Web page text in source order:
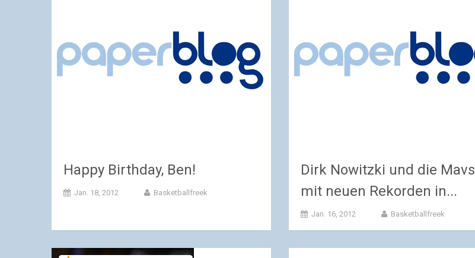
Happy Birthday, Ben!
Jan. 18, 2012 Basketballfreek
Dirk Nowitzki und die Mavs
mit neuen Rekorden in...
Jan. 16, 2012 Basketballfreek